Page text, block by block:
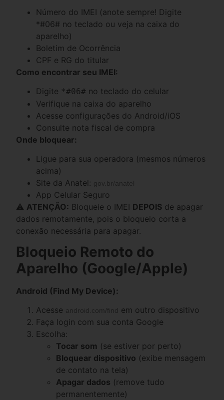
Número do IMEI (anote sempre! Digite
*#06# no teclado ou veja na caixa do
aparelho)
Boletim de Ocorrência
CPF e RG do titular
Como encontrar seu IMEI:
Digite *#06# no teclado do celular
Verifique na caixa do aparelho
Acesse configurações do Android/iOS
Consulte nota fiscal de compra
Onde bloquear:
Ligue para sua operadora (mesmos números
acima)
Site da Anatel:
gov.br/anatel
App Celular Seguro
⚠️ ATENÇÃO: Bloqueie o IMEI DEPOIS de apagar
dados remotamente, pois o bloqueio corta a
conexão necessária para apagar.
Bloqueio Remoto do
Aparelho (Google/Apple)
Android (Find My Device):
Acesse android.com/find
em outro dispositivo
Faça login com sua conta Google
Escolha:
Tocar som (se estiver por perto)
Bloquear dispositivo (exibe mensagem
de contato na tela)
Apagar dados (remove tudo
permanentemente)